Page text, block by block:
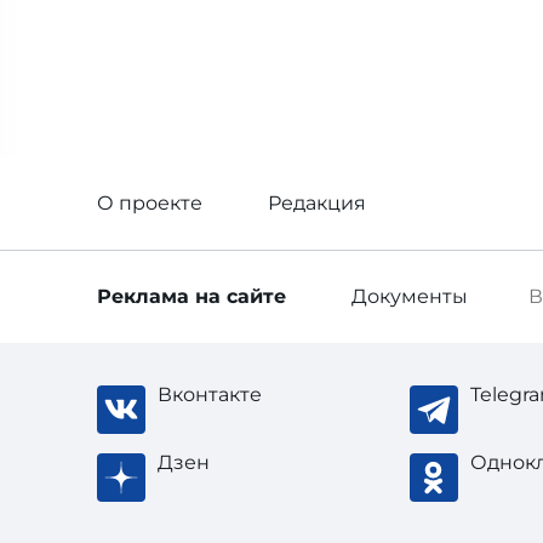
О проекте Редакция
Реклама на сайте Документы
Вконтакте
Дзен